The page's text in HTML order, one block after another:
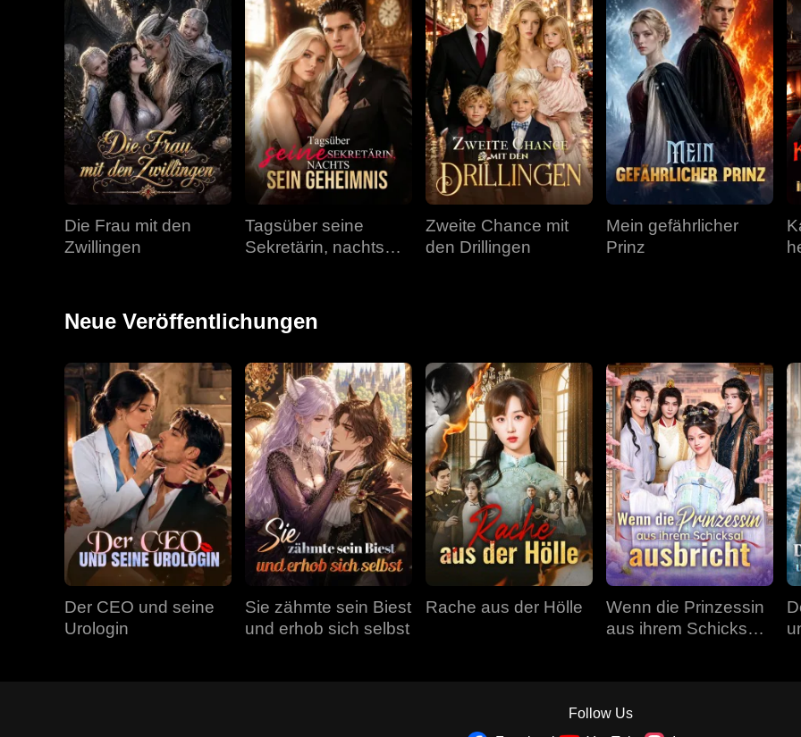
Die Frau mit den
Zwillingen
Tagsüber seine
Sekretärin, nachts
Zweite Chance mit
den Drillingen
Mein gefährlicher
Prinz
Neue Veröffentlichungen
Der CEO und seine
Urologin
Sie zähmte sein Biest
und erhob sich selbst
Rache aus der Hölle
Wenn die Prinzessin
aus ihrem Schicksal
Follow Us